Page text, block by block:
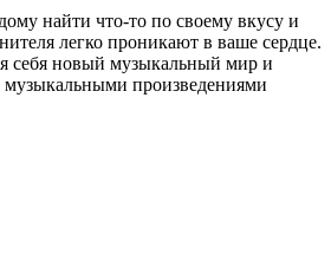
найти что-то по своему вкусу и
легко проникают в ваше сердце.
себя новый музыкальный мир и
музыкальными произведениями